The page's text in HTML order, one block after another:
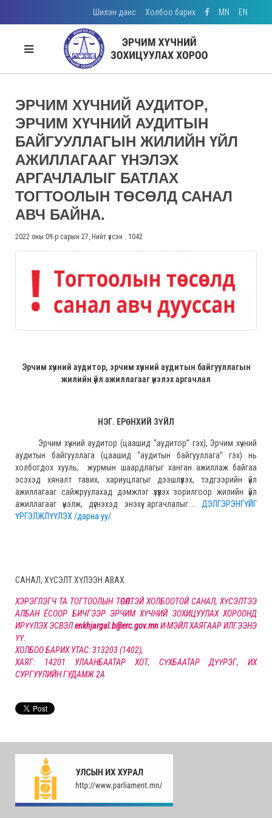
Шилэн данс Холбоо барих MN EN
ЭРЧИМ ХҮЧНИЙ АУДИТОР,
ЭРЧИМ ХҮЧНИЙ АУДИТЫН
БАЙГУУЛЛАГЫН ЖИЛИЙН ҮЙЛ
АЖИЛЛАГААГ ҮНЭЛЭХ
АРГАЧЛАЛЫГ БАТЛАХ
ТОГТООЛЫН ТӨСӨЛД САНАЛ
АВЧ БАЙНА.
2022 оны 09-р сарын 27, Нийт үзсэн : 1042
Эрчим хүчний аудитор, эрчим хүчний аудитын байгууллагын
жилийн үйл ажиллагааг үнэлэх аргачлал
НЭГ. ЕРӨНХИЙ ЗҮЙЛ
Эрчим хүчний аудитор (цаашид “аудитор” гэх), Эрчим хүчний
аудитын байгууллага (цаашид “аудитын байгууллага” гэх) нь
холбогдох хууль, журмын шаардлагыг ханган ажиллаж байгаа
эсэхэд хяналт тавих, хариуцлагыг дээшлүүлэх, тэдгээрийн үйл
ажиллагааг сайжруулахад дэмжлэг үзүүлэх зорилгоор жилийн үйл
ажиллагааг үнэлж, дүгнэхэд энэхүү аргачлалыг....
ДЭЛГЭРЭНГҮЙГ
ҮРГЭЛЖЛҮҮЛЭХ /дарна уу/
САНАЛ, ХҮСЭЛТ ХҮЛЭЭН АВАХ
ХЭРЭГЛЭГЧ ТА ТОГТООЛЫН ТӨСӨЛТЭЙ ХОЛБООТОЙ САНАЛ, ХҮСЭЛТЭЭ
АЛБАН ЁСООР БИЧГЭЭР ЭРЧИМ ХҮЧНИЙ ЗОХИЦУУЛАХ ХОРООНД
ИРҮҮЛЭХ ЭСВЭЛenkhjargal.b@erc.gov.mnИ-МЭЙЛ ХАЯГААР ИЛГЭЭНЭ
ҮҮ.
ХОЛБОО БАРИХ УТАС: 313203 (1402),
ХАЯГ: 14201 УЛААНБААТАР ХОТ, СҮХБААТАР ДҮҮРЭГ, ИХ
СУРГУУЛИЙН ГУДАМЖ 2А